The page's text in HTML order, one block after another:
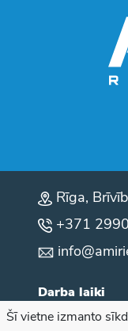
Rīga,
+371
Darba laiki
P.O.T.C.P:
Šī vietne izmanto